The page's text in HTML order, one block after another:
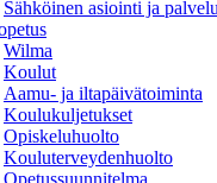
Sähköinen asiointi ja
Wilma
Koulut
Aamu- ja iltapäivätoiminta
Koulukuljetukset
Opiskeluhuolto
Kouluterveydenhuolto
Opetussuunnitelma